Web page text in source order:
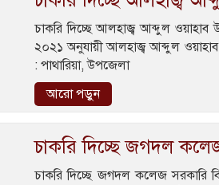
চাকরি দিচ্ছে আলহাজ্ব আব্দুল ওয়াহাব
২০২১ অনুযায়ী আলহাজ্ব আব্দুল
: পাথারিয়া, উপজেলা
আরো পড়ুন
চাকরি দিচ্ছে জগদল
চাকরি দিচ্ছে জগদল কলেজ